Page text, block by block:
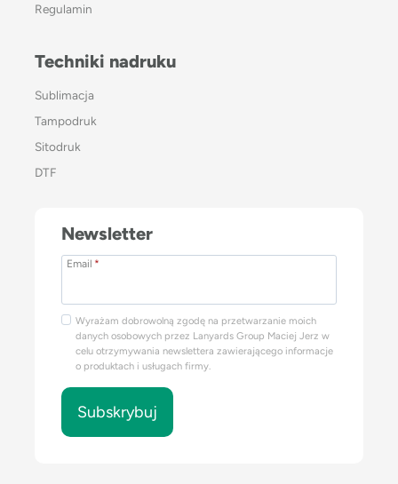
Regulamin
Techniki nadruku
Sublimacja
Tampodruk
Sitodruk
DTF
Newsletter
Email *
Wyrażam dobrowolną zgodę na przetwarzanie moich
danych osobowych przez Lanyards Group Maciej Jerz w
celu otrzymywania newslettera zawierającego informacje
o produktach i usługach firmy.
Subskrybuj